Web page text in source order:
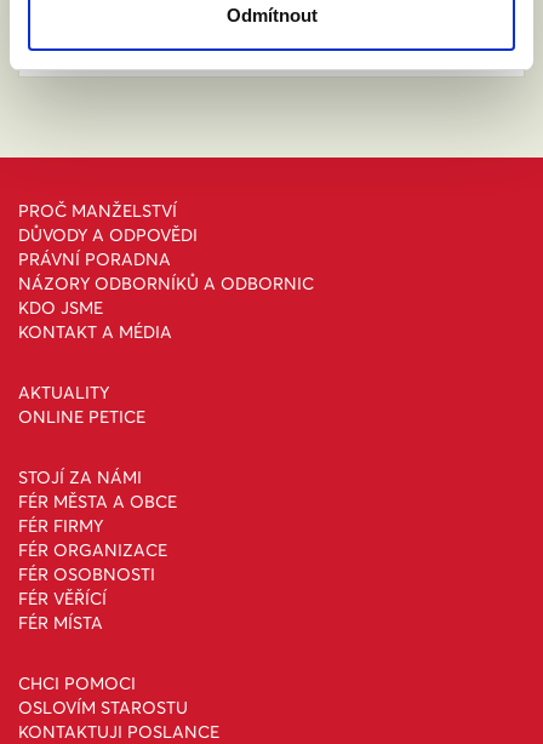
Odmítnout
PROČ MANŽELSTVÍ
DŮVODY A ODPOVĚDI
PRÁVNÍ PORADNA
NÁZORY ODBORNÍKŮ A ODBORNIC
KDO JSME
KONTAKT A MÉDIA
AKTUALITY
ONLINE PETICE
STOJÍ ZA NÁMI
FÉR MĚSTA A OBCE
FÉR FIRMY
FÉR ORGANIZACE
FÉR OSOBNOSTI
FÉR VĚŘÍCÍ
FÉR MÍSTA
CHCI POMOCI
OSLOVÍM STAROSTU
KONTAKTUJI POSLANCE